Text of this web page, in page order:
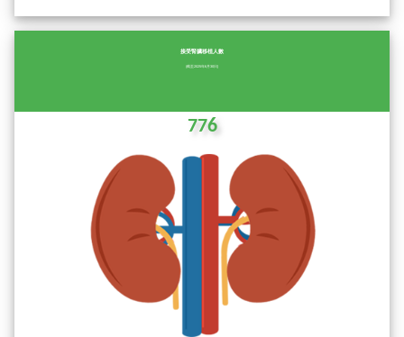
接受腎臟移植人數
(截至2025年6月30日)
776